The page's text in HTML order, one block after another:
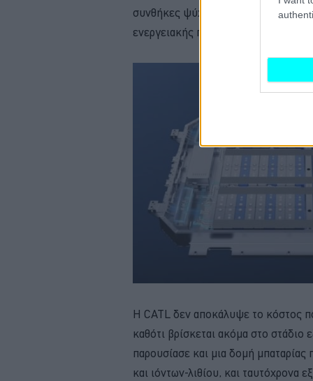
συνθήκες ψύχους και στην ταχεία
ενεργειακής πυκνότητας σε σχέση με
Η CATL δεν αποκάλυψε το κόστος
καθότι βρίσκεται ακόμα στο στάδιο
παρουσίασε και μια δομή
και ιόντων-λιθίου, και ταυτόχρονα